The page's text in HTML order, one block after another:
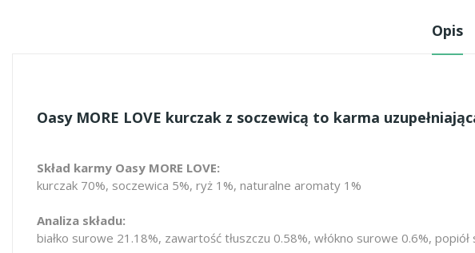
Opis
Oasy MORE LOVE kurczak z soczewicą to karma
Skład karmy Oasy MORE LOVE:
kurczak 70%, soczewica 5%, ryż 1%, naturalne aromaty 1%
Analiza składu:
białko surowe 21.18%, zawartość tłuszczu 0.58%, włókno surowe 0.6%,